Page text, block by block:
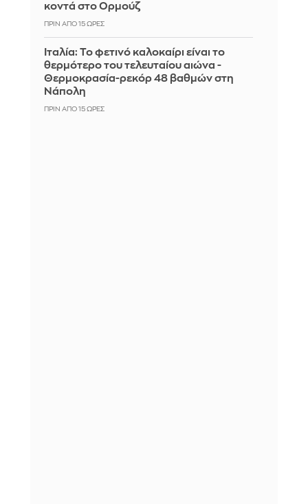
κοντά στο Ορμούζ
ΠΡΙΝ ΑΠΌ 15 ΏΡΕΣ
Ιταλία: To φετινό καλοκαίρι είναι το
θερμότερο του τελευταίου αιώνα -
Θερμοκρασία-ρεκόρ 48 βαθμών στη
Νάπολη
ΠΡΙΝ ΑΠΌ 15 ΏΡΕΣ